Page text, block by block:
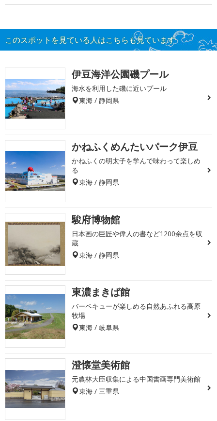
このスポットを見ている人はこちらも見ています
伊豆海洋公園磯プール
海水を利用した磯に近いプール
東海 / 静岡県
かねふくめんたいパーク伊豆
かねふくの明太子を学んで味わって楽しめ
る
東海 / 静岡県
駿府博物館
日本画の巨匠や偉人の書など1200余点を収
蔵
東海 / 静岡県
東濃まきば館
バーベキューが楽しめる自然あふれる高原
牧場
東海 / 岐阜県
澄懐堂美術館
元農林大臣収集による中国書画専門美術館
東海 / 三重県